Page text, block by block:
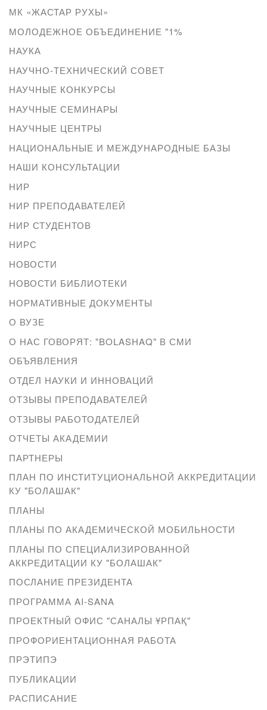
МК «ЖАСТАР РУХЫ»
МОЛОДЕЖНОЕ ОБЪЕДИНЕНИЕ "1%
НАУКА
НАУЧНО-ТЕХНИЧЕСКИЙ СОВЕТ
НАУЧНЫЕ КОНКУРСЫ
НАУЧНЫЕ СЕМИНАРЫ
НАУЧНЫЕ ЦЕНТРЫ
НАЦИОНАЛЬНЫЕ И МЕЖДУНАРОДНЫЕ БАЗЫ
НАШИ КОНСУЛЬТАЦИИ
НИР
НИР ПРЕПОДАВАТЕЛЕЙ
НИР СТУДЕНТОВ
НИРС
НОВОСТИ
НОВОСТИ БИБЛИОТЕКИ
НОРМАТИВНЫЕ ДОКУМЕНТЫ
О ВУЗЕ
О НАС ГОВОРЯТ: "BOLASHAQ" В СМИ
ОБЪЯВЛЕНИЯ
ОТДЕЛ НАУКИ И ИННОВАЦИЙ
ОТЗЫВЫ ПРЕПОДАВАТЕЛЕЙ
ОТЗЫВЫ РАБОТОДАТЕЛЕЙ
ОТЧЕТЫ АКАДЕМИИ
ПАРТНЕРЫ
ПЛАН ПО ИНСТИТУЦИОНАЛЬНОЙ АККРЕДИТАЦИИ
КУ "БОЛАШАК"
ПЛАНЫ
ПЛАНЫ ПО АКАДЕМИЧЕСКОЙ МОБИЛЬНОСТИ
ПЛАНЫ ПО СПЕЦИАЛИЗИРОВАННОЙ
АККРЕДИТАЦИИ КУ "БОЛАШАК"
ПОСЛАНИЕ ПРЕЗИДЕНТА
ПРОГРАММА AI-SANA
ПРОЕКТНЫЙ ОФИС "САНАЛЫ ҰРПАҚ"
ПРОФОРИЕНТАЦИОННАЯ РАБОТА
ПРЭТИПЭ
ПУБЛИКАЦИИ
РАСПИСАНИЕ